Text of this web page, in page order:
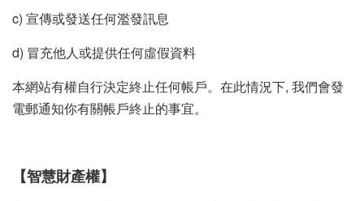
c) 宣傳或發送任何濫發訊息
d) 冒充他人或提供任何虛假資料
本網站有權自行決定終止任何帳戶。在此情況下, 我們會發
電郵通知你有關帳戶終止的事宜。
【智慧財產權】